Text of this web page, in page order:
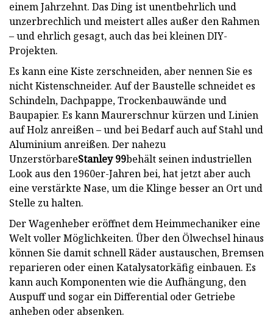
einem Jahrzehnt. Das Ding ist unentbehrlich und
unzerbrechlich und meistert alles außer den Rahmen
– und ehrlich gesagt, auch das bei kleinen DIY-
Projekten.
Es kann eine Kiste zerschneiden, aber nennen Sie es
nicht Kistenschneider. Auf der Baustelle schneidet es
Schindeln, Dachpappe, Trockenbauwände und
Baupapier. Es kann Maurerschnur kürzen und Linien
auf Holz anreißen – und bei Bedarf auch auf Stahl und
Aluminium anreißen. Der nahezu
UnzerstörbareStanley 99behält seinen industriellen
Look aus den 1960er-Jahren bei, hat jetzt aber auch
eine verstärkte Nase, um die Klinge besser an Ort und
Stelle zu halten.
Der Wagenheber eröffnet dem Heimmechaniker eine
Welt voller Möglichkeiten. Über den Ölwechsel hinaus
können Sie damit schnell Räder austauschen, Bremsen
reparieren oder einen Katalysatorkäfig einbauen. Es
kann auch Komponenten wie die Aufhängung, den
Auspuff und sogar ein Differential oder Getriebe
anheben oder absenken.